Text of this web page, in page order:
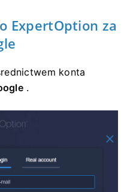
ExpertOption za
konta
.